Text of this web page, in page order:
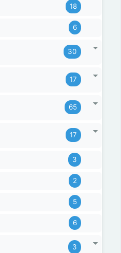
18
6
30
17
65
17
3
2
5
6
3